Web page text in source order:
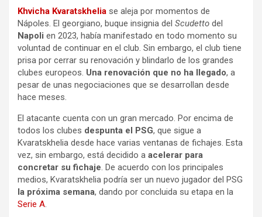
Khvicha Kvaratskhelia se aleja por momentos de
Nápoles. El georgiano, buque insignia del Scudetto del
Napoli en 2023, había manifestado en todo momento su
voluntad de continuar en el club. Sin embargo, el club tiene
prisa por cerrar su renovación y blindarlo de los grandes
clubes europeos. Una renovación que no ha llegado, a
pesar de unas negociaciones que se desarrollan desde
hace meses.
El atacante cuenta con un gran mercado. Por encima de
todos los clubes despunta el PSG, que sigue a
Kvaratskhelia desde hace varias ventanas de fichajes. Esta
vez, sin embargo, está decidido a acelerar para
concretar su fichaje. De acuerdo con los principales
medios, Kvaratskhelia podría ser un nuevo jugador del PSG
la próxima semana, dando por concluida su etapa en la
Serie A.